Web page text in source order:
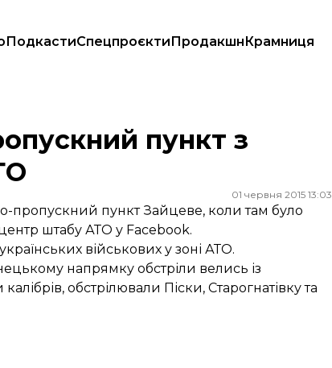
ПодкастиСпецпроєктиПродакшнКрамниця
пункт з
01 червня 2015 13:03
пропускний пункт Зайцеве, коли там було
штабу АТО у Facebook.
військових у зоні АТО.
напрямку обстріли велись із
обстрілювали Піски, Старогнатівку та